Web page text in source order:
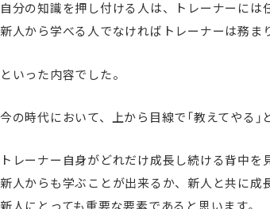
自分の知識を押し付ける人は、トレーナーには
新人から学べる人でなければトレーナーは務ま
といった内容でした。
今の時代において、上から目線で「教えてやる
トレーナー自身がどれだけ成長し続ける背中を
新人からも学ぶことが出来るか、新人と共に成